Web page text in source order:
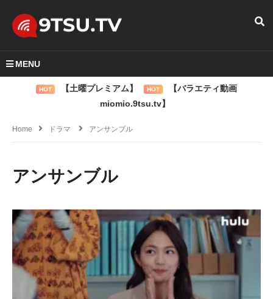
MENU
HOT 【土曜プレミアム】 HOT
【バラエティ動画
miomio.9tsu.tv】
Home ドラマ アンサンブル
アンサンブル